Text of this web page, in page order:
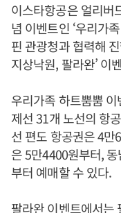
이스타항공은 얼리버
념 이벤트인 ‘우리가
핀 관광청과 협력해
지상낙원, 팔라완’ 이
우리가족 하트뿜뿜
제선 31개 노선의 항
선 편도 항공권은 4만
은 5만4400원부터,
부터 예매할 수 있다.
팔라완 이벤트에서는